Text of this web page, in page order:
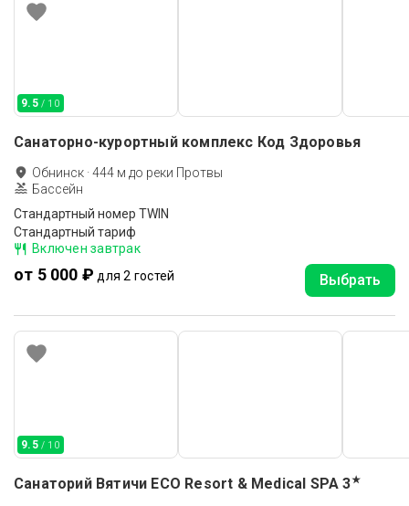
9.5 / 10
Санаторно-курортный комплекс Код Здоровья
Обнинск ·444 м до реки Протвы
Бассейн
Стандартный номер TWIN
Стандартный тариф
Включен завтрак
от 5 000 ₽ для 2 гостей Выбрать
9.5 / 10
Санаторий Вятичи ECO Resort & Medical SPA 3★